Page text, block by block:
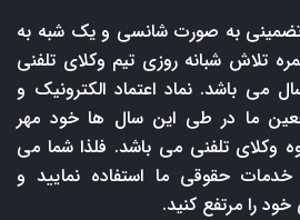
به صورت شانسی و یک شبه به
تلاش شبانه روزی تیم وکلای تلفنی
از 10 ها سال می باشد. نماد اعتماد الکترونیک و
ما در طی این سال ها خود مهر
وکلای تلفنی می باشد. فلذا شما می
خدمات حقوقی ما استفاده نمایید و
را مرتفع کنید.